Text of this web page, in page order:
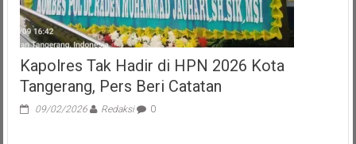
Kapolres Tak Hadir di HPN 2026 Kota
Tangerang, Pers Beri Catatan
09/02/2026 Redaksi 0